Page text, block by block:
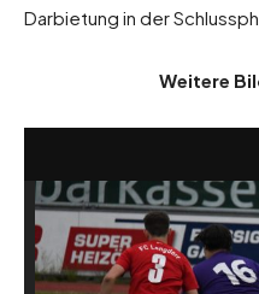
Darbietung in der
Weitere